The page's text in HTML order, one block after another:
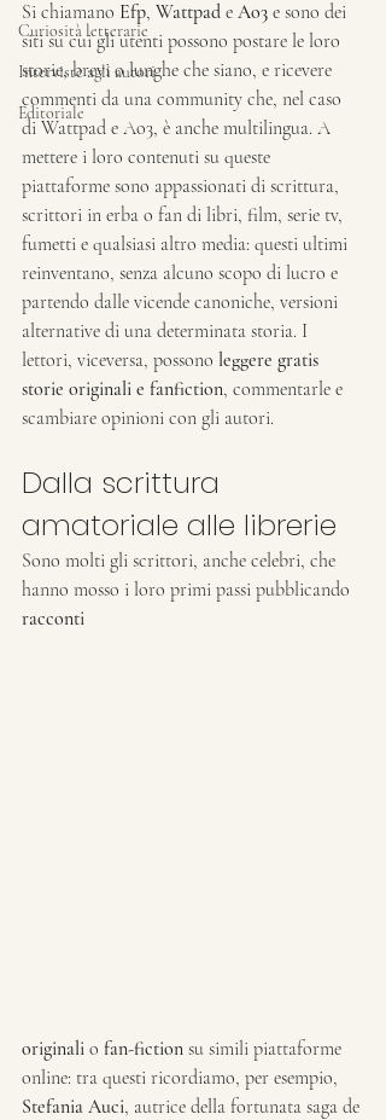
Curiosità letterarie
Interviste agli autori
Editoriale
Si chiamano Efp, Wattpad e Ao3 e sono dei
siti su cui gli utenti possono postare le loro
storie, brevi o lunghe che siano, e ricevere
commenti da una community che, nel caso
di Wattpad e Ao3, è anche multilingua. A
mettere i loro contenuti su queste
piattaforme sono appassionati di scrittura,
scrittori in erba o fan di libri, film, serie tv,
fumetti e qualsiasi altro media: questi ultimi
reinventano, senza alcuno scopo di lucro e
partendo dalle vicende canoniche, versioni
alternative di una determinata storia. I
lettori, viceversa, possono leggere gratis
storie originali e fanfiction, commentarle e
scambiare opinioni con gli autori.
Dalla scrittura
amatoriale alle librerie
Sono molti gli scrittori, anche celebri, che
hanno mosso i loro primi passi pubblicando
racconti
originali o fan-fiction su simili piattaforme
online: tra questi ricordiamo, per esempio,
Stefania Auci, autrice della fortunata saga de